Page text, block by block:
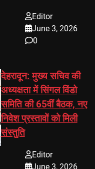
Editor
June 3, 2026
0
देहरादून: मुख्य सचिव की
अध्यक्षता में सिंगल विंडो
समिति की 65वीं बैठक, नए
निवेश प्रस्तावों को मिली
संस्तुति
Editor
June 3, 2026